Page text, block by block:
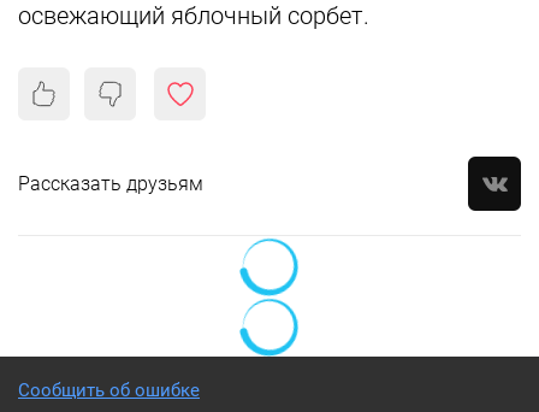
освежающий яблочный сорбет.
Рассказать друзьям
Сообщить об ошибке